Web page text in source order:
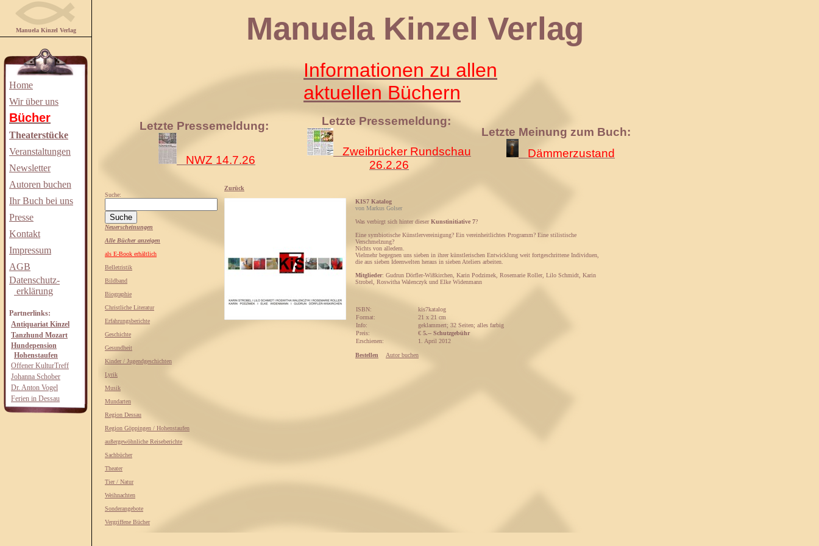
Manuela Kinzel Verlag
Home
Wir über uns
Bücher
Theaterstücke
Veranstaltungen
Newsletter
Autoren buchen
Ihr Buch bei uns
Presse
Kontakt
Impressum
AGB
Datenschutz-
erklärung
Partnerlinks:
Antiquariat Kinzel
Tanzhund Mozart
Hundepension
Hohenstaufen
Offener KulturTreff
Johanna Schober
Dr. Anton Vogel
Ferien in Dessau
Manuela Kinzel Verlag
Informationen zu allen
aktuellen Büchern
Letzte Pressemeldung:
NWZ 14.7.26
Letzte Pressemeldung:
Zweibrücker Rundschau
26.2.26
Letzte Meinung zum Buch:
Dämmerzustand
Suche:
Neuerscheinungen
Alle Bücher anzeigen
als E-Book erhältlich
Belletristik
Bildband
Biographie
Christliche Literatur
Erfahrungsberichte
Geschichte
Gesundheit
Kinder / Jugendgeschichten
Lyrik
Musik
Mundarten
Region Dessau
Region Göppingen / Hohenstaufen
außergewöhnliche Reiseberichte
Sachbücher
Theater
Tier / Natur
Weihnachten
Sonderangebote
Vergriffene Bücher
Zurück
KIS7 Katalog
von Markus Golser
Was verbirgt sich hinter dieserKunstinitiative 7?
Eine symbiotische Künstlervereinigung? Ein vereinheitlichtes Programm? Eine stilistische
Verschmelzung?
Nichts von alledem.
Vielmehr begegnen uns sieben in ihrer künstlerischen Entwicklung weit fortgeschrittene Individuen,
die aus sieben Ideenwelten heraus in sieben Ateliers arbeiten.
Mitglieder: Gudrun Dörfler-Wißkirchen, Karin Podzimek, Rosemarie Roller, Lilo Schmidt, Karin
Strobel, Roswitha Walenczyk und Elke Widenmann
ISBN:
kis7katalog
Format:
21 x 21 cm
Info:
geklammert; 32 Seiten; alles farbig
Preis:
€ 5.-- Schutzgebühr
Erschienen:
1. April 2012
Bestellen Autor buchen